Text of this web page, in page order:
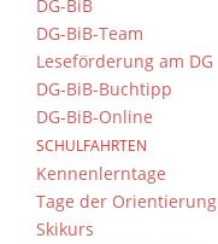
DG-BiB
DG-BiB-Team
Leseförderung am DG
DG-BiB-Buchtipp
DG-BiB-Online
SCHULFAHRTEN
Kennenlerntage
Tage der Orientierung
Skikurs